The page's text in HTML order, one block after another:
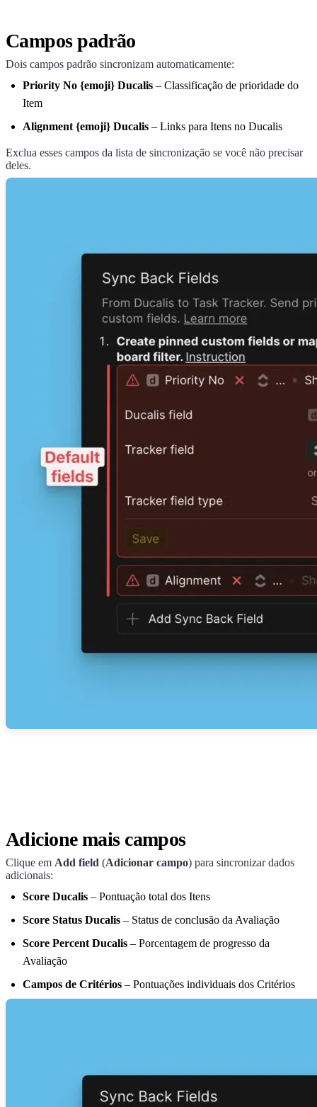
Campos padrão
Dois campos padrão sincronizam automaticamente:
Priority No {emoji} Ducalis – Classificação de prioridade do
Item
Alignment {emoji} Ducalis – Links para Itens no Ducalis
Exclua esses campos da lista de sincronização se você não precisar
deles.
Adicione mais campos
Clique em Add field (Adicionar campo) para sincronizar dados
adicionais:
Score Ducalis – Pontuação total dos Itens
Score Status Ducalis – Status de conclusão da Avaliação
Score Percent Ducalis – Porcentagem de progresso da
Avaliação
Campos de Critérios – Pontuações individuais dos Critérios